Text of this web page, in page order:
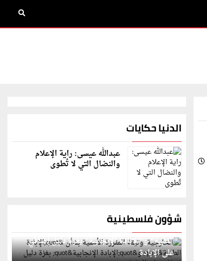
الدنيا حكايات
عبدالله عيسى: راية الإعلام
والنضال التي لا تُطوى
شؤون فلسطينية
الخارجية: وثيقة المقررة الأممية بشأن "الإبادة
الطبية" و"الإبادة الإنجابية" بغزة دليل إضافي
على الإبادة